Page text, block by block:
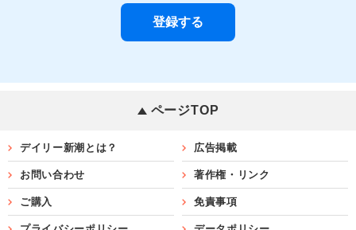
ページTOP
デイリー新潮とは？ 広告掲載
お問い合わせ 著作権・リンク
ご購入 免責事項